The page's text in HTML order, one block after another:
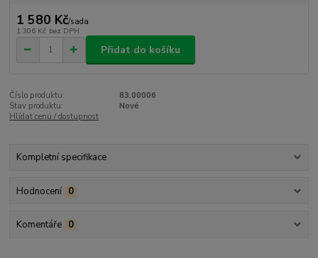
1 580 Kč/sada
1 306 Kč bez DPH
Přidat do košíku
Číslo produktu:
83.00006
Stav produktu:
Nové
Hlídat cenu / dostupnost
Kompletní specifikace
Hodnocení 0
Komentáře 0